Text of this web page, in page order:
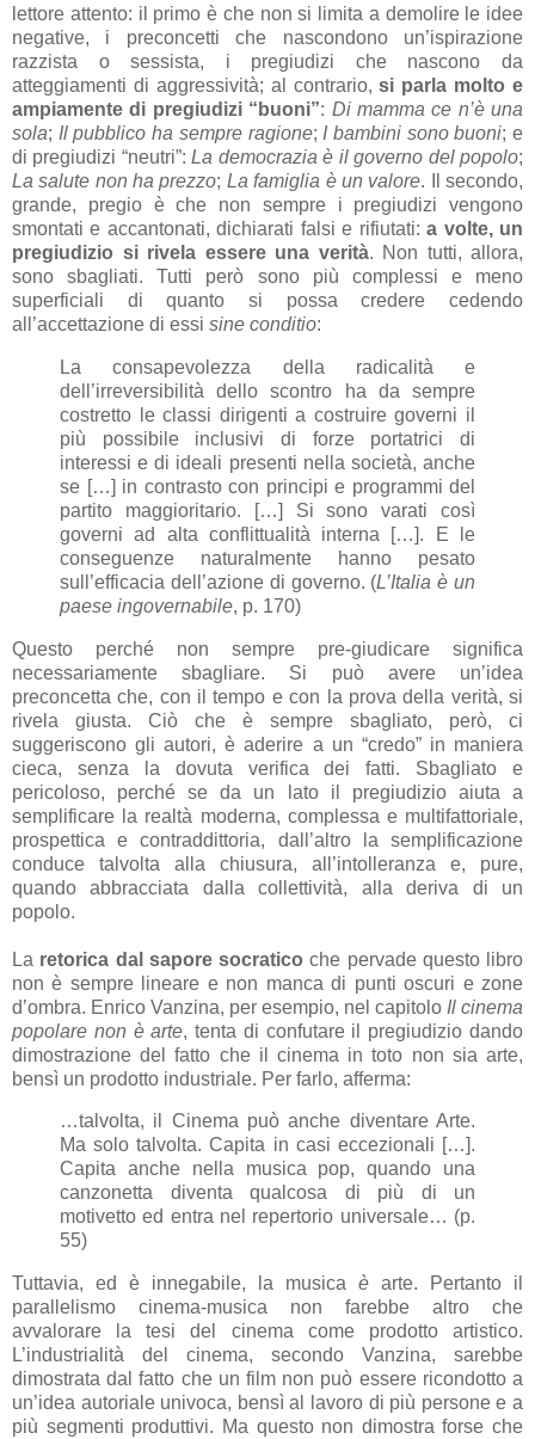
lettore attento: il primo è che non si limita a demolire le idee
negative, i preconcetti che nascondono un’ispirazione
razzista o sessista, i pregiudizi che nascono da
atteggiamenti di aggressività; al contrario,si parla molto e
ampiamente di pregiudizi “buoni”: Di mamma ce n’è una
sola; Il pubblico ha sempre ragione; I bambini sono buoni; e
di pregiudizi “neutri”: La democrazia è il governo del popolo;
La salute non ha prezzo; La famiglia è un valore. Il secondo,
grande, pregio è che non sempre i pregiudizi vengono
smontati e accantonati, dichiarati falsi e rifiutati:a volte, un
pregiudizio si rivela essere una verità. Non tutti, allora,
sono sbagliati. Tutti però sono più complessi e meno
superficiali di quanto si possa credere cedendo
all’accettazione di essi sine conditio:
La consapevolezza della radicalità e
dell’irreversibilità dello scontro ha da sempre
costretto le classi dirigenti a costruire governi il
più possibile inclusivi di forze portatrici di
interessi e di ideali presenti nella società, anche
se […] in contrasto con principi e programmi del
partito maggioritario. […] Si sono varati così
governi ad alta conflittualità interna […]. E le
conseguenze naturalmente hanno pesato
sull’efficacia dell’azione di governo. (L’Italia è un
paese ingovernabile, p. 170)
Questo perché non sempre pre-giudicare significa
necessariamente sbagliare. Si può avere un’idea
preconcetta che, con il tempo e con la prova della verità, si
rivela giusta. Ciò che è sempre sbagliato, però, ci
suggeriscono gli autori, è aderire a un “credo” in maniera
cieca, senza la dovuta verifica dei fatti. Sbagliato e
pericoloso, perché se da un lato il pregiudizio aiuta a
semplificare la realtà moderna, complessa e multifattoriale,
prospettica e contraddittoria, dall’altro la semplificazione
conduce talvolta alla chiusura, all’intolleranza e, pure,
quando abbracciata dalla collettività, alla deriva di un
popolo.
La retorica dal sapore socratico che pervade questo libro
non è sempre lineare e non manca di punti oscuri e zone
d’ombra. Enrico Vanzina, per esempio, nel capitolo Il cinema
popolare non è arte, tenta di confutare il pregiudizio dando
dimostrazione del fatto che il cinema in toto non sia arte,
bensì un prodotto industriale. Per farlo, afferma:
…talvolta, il Cinema può anche diventare Arte.
Ma solo talvolta. Capita in casi eccezionali […].
Capita anche nella musica pop, quando una
canzonetta diventa qualcosa di più di un
motivetto ed entra nel repertorio universale… (p.
55)
Tuttavia, ed è innegabile, la musica è arte. Pertanto il
parallelismo cinema-musica non farebbe altro che
avvalorare la tesi del cinema come prodotto artistico.
L’industrialità del cinema, secondo Vanzina, sarebbe
dimostrata dal fatto che un film non può essere ricondotto a
un’idea autoriale univoca, bensì al lavoro di più persone e a
più segmenti produttivi. Ma questo non dimostra forse che